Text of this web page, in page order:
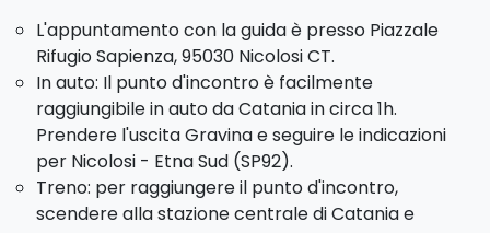
contadini o pastori), sino ad arrivare in una della
tante grotte di scorrimento lavico che
incontrerete sull'Etna: la grotta di Monte Nunziata.
Da qui, si ritornerà al luogo di partenza seguendo lo
stesso tracciato dell'andata.
Lunghezza percorso: 30 km circa.
Dislivello in salita: 750 m circa.
Durata (orario indicativo): 3 h circa.
L'appuntamento con la guida è presso Piazzale
Rifugio Sapienza, 95030 Nicolosi CT.
In auto: Il punto d'incontro è facilmente
raggiungibile in auto da Catania in circa 1h.
Prendere l'uscita Gravina e seguire le indicazioni
per Nicolosi - Etna Sud (SP92).
Treno: per raggiungere il punto d'incontro,
scendere alla stazione centrale di Catania e